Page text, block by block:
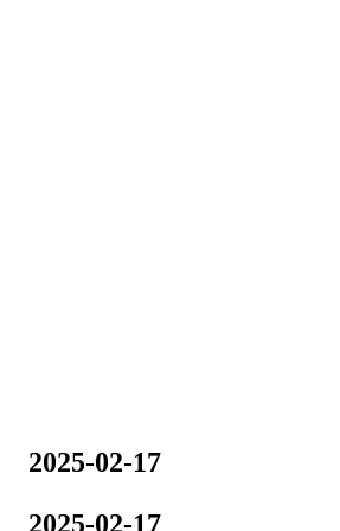
2025-02-17
2025-02-17